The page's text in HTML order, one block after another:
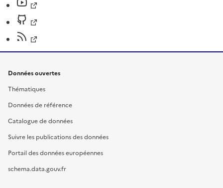
Données ouvertes
Thématiques
Données de référence
Catalogue de données
Suivre les publications des données
Portail des données européennes
schema.data.gouv.fr